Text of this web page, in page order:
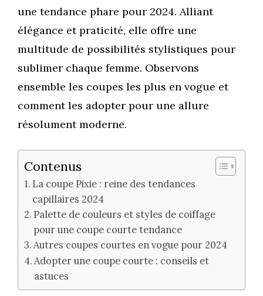
une tendance phare pour 2024. Alliant
élégance et praticité, elle offre une
multitude de possibilités stylistiques pour
sublimer chaque femme. Observons
ensemble les coupes les plus en vogue et
comment les adopter pour une allure
résolument moderne.
Contenus
La coupe Pixie : reine des tendances
capillaires 2024
Palette de couleurs et styles de coiffage
pour une coupe courte tendance
Autres coupes courtes en vogue pour 2024
Adopter une coupe courte : conseils et
astuces